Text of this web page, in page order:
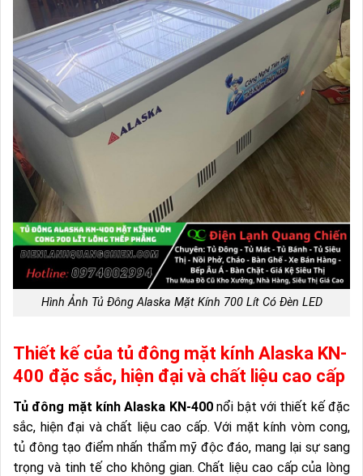
Hình Ảnh Tủ Đông Alaska Mặt Kính 700 Lít Có Đèn LED
Thiết kế của tủ đông mặt kính Alaska KN-
400 đặc sắc, hiện đại và chất liệu cao cấp
Tủ đông mặt kính Alaska KN-400nổi bật với thiết kế đặc
sắc, hiện đại và chất liệu cao cấp. Với mặt kính vòm cong,
tủ đông tạo điểm nhấn thẩm mỹ độc đáo, mang lại sự sang
trọng và tinh tế cho không gian. Chất liệu cao cấp của lòng